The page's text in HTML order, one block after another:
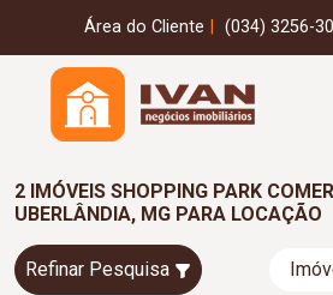
Área do Cliente (034) 3256-
2 IMÓVEIS SHOPPING PARK
UBERLÂNDIA, MG PARA LOCAÇÃO
Refinar Pesquisa